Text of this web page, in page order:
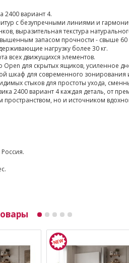
2400 вариант 4.
с безупречными линиями и
выразительная текстура
запасом прочности - свыше 60
нагрузку более 30 кг.
всех движущихся элементов.
Open для скрытых ящиков, усиленное
шкаф для современного
стыков для простоты ухода,
2400 вариант 4 каждая деталь, от
но и источником
Россия.